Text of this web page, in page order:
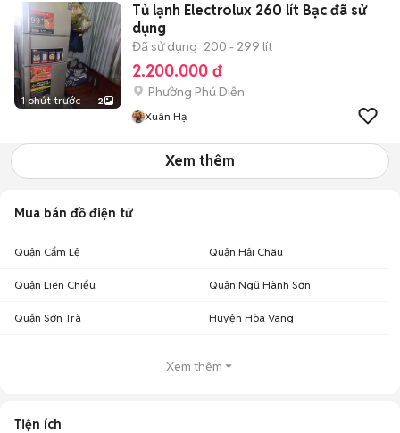
1 phút trước 2
Tủ lạnh Electrolux 260 lít Bạc đã sử
dụng
Đã sử dụng 200 - 299 lít
2.200.000 đ
Phường Phú Diễn
Xuân Hạ
Xem thêm
Mua bán đồ điện tử
Quận Cẩm Lệ Quận Hải Châu
Quận Liên Chiểu Quận Ngũ Hành Sơn
Quận Sơn Trà Huyện Hòa Vang
Xem thêm
Tiện ích